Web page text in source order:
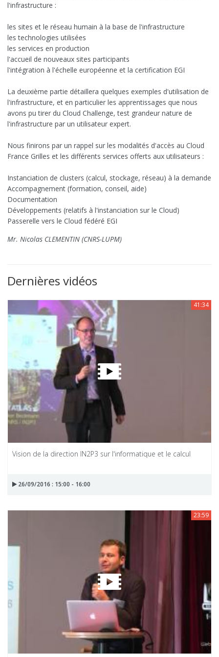
l'infrastructure :
les sites et le réseau humain à la base de l'infrastructure
les technologies utilisées
les services en production
l'accueil de nouveaux sites participants
l'intégration à l'échelle européenne et la certification EGI
La deuxième partie détaillera quelques exemples d'utilisation de
l'infrastructure, et en particulier les apprentissages que nous
avons pu tirer du Cloud Challenge, test grandeur nature de
l'infrastructure par un utilisateur expert.
Nous finirons par un rappel sur les modalités d'accès au Cloud
France Grilles et les différents services offerts aux utilisateurs :
Instanciation de clusters (calcul, stockage, réseau) à la demande
Accompagnement (formation, conseil, aide)
Documentation
Développements (relatifs à l'instanciation sur le Cloud)
Passerelle vers le Cloud fédéré EGI
Mr. Nicolas CLEMENTIN (CNRS-LUPM)
Dernières vidéos
41:34
Vision de la direction IN2P3 sur l'informatique et le calcul
26/09/2016 : 15:00 - 16:00
23:59